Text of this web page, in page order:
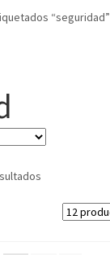
“seguridad”